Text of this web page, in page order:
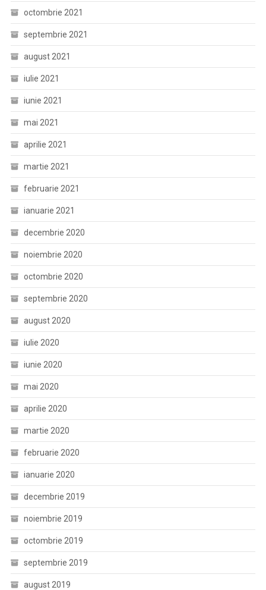
octombrie 2021
septembrie 2021
august 2021
iulie 2021
iunie 2021
mai 2021
aprilie 2021
martie 2021
februarie 2021
ianuarie 2021
decembrie 2020
noiembrie 2020
octombrie 2020
septembrie 2020
august 2020
iulie 2020
iunie 2020
mai 2020
aprilie 2020
martie 2020
februarie 2020
ianuarie 2020
decembrie 2019
noiembrie 2019
octombrie 2019
septembrie 2019
august 2019